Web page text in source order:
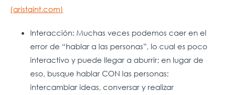
(aristaint.com)
Interacción: Muchas veces podemos caer en el
error de “hablar a las personas”, lo cual es poco
interactivo y puede llegar a aburrir; en lugar de
eso, busque hablar CON las personas;
intercambiar ideas, conversar y realizar